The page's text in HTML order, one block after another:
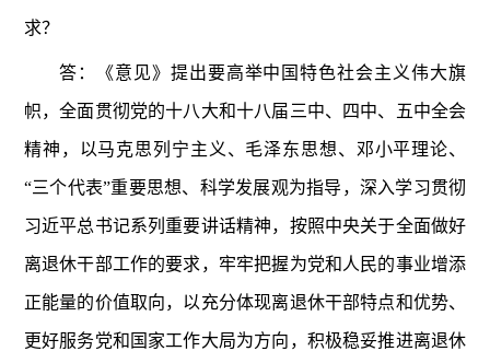
求？
答：《意见》提出要高举中国特色社会主义伟大旗
帜，全面贯彻党的十八大和十八届三中、四中、五中全会
精神，以马克思列宁主义、毛泽东思想、邓小平理论、
“三个代表”重要思想、科学发展观为指导，深入学习贯彻
习近平总书记系列重要讲话精神，按照中央关于全面做好
离退休干部工作的要求，牢牢把握为党和人民的事业增添
正能量的价值取向，以充分体现离退休干部特点和优势、
更好服务党和国家工作大局为方向，积极稳妥推进离退休